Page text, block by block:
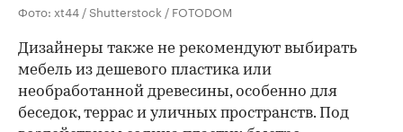
Фото: xt44 / Shutterstock / FOTODOM
Дизайнеры также не рекомендуют выбирать
мебель из дешевого пластика или
необработанной древесины, особенно для
беседок, террас и уличных пространств. Под